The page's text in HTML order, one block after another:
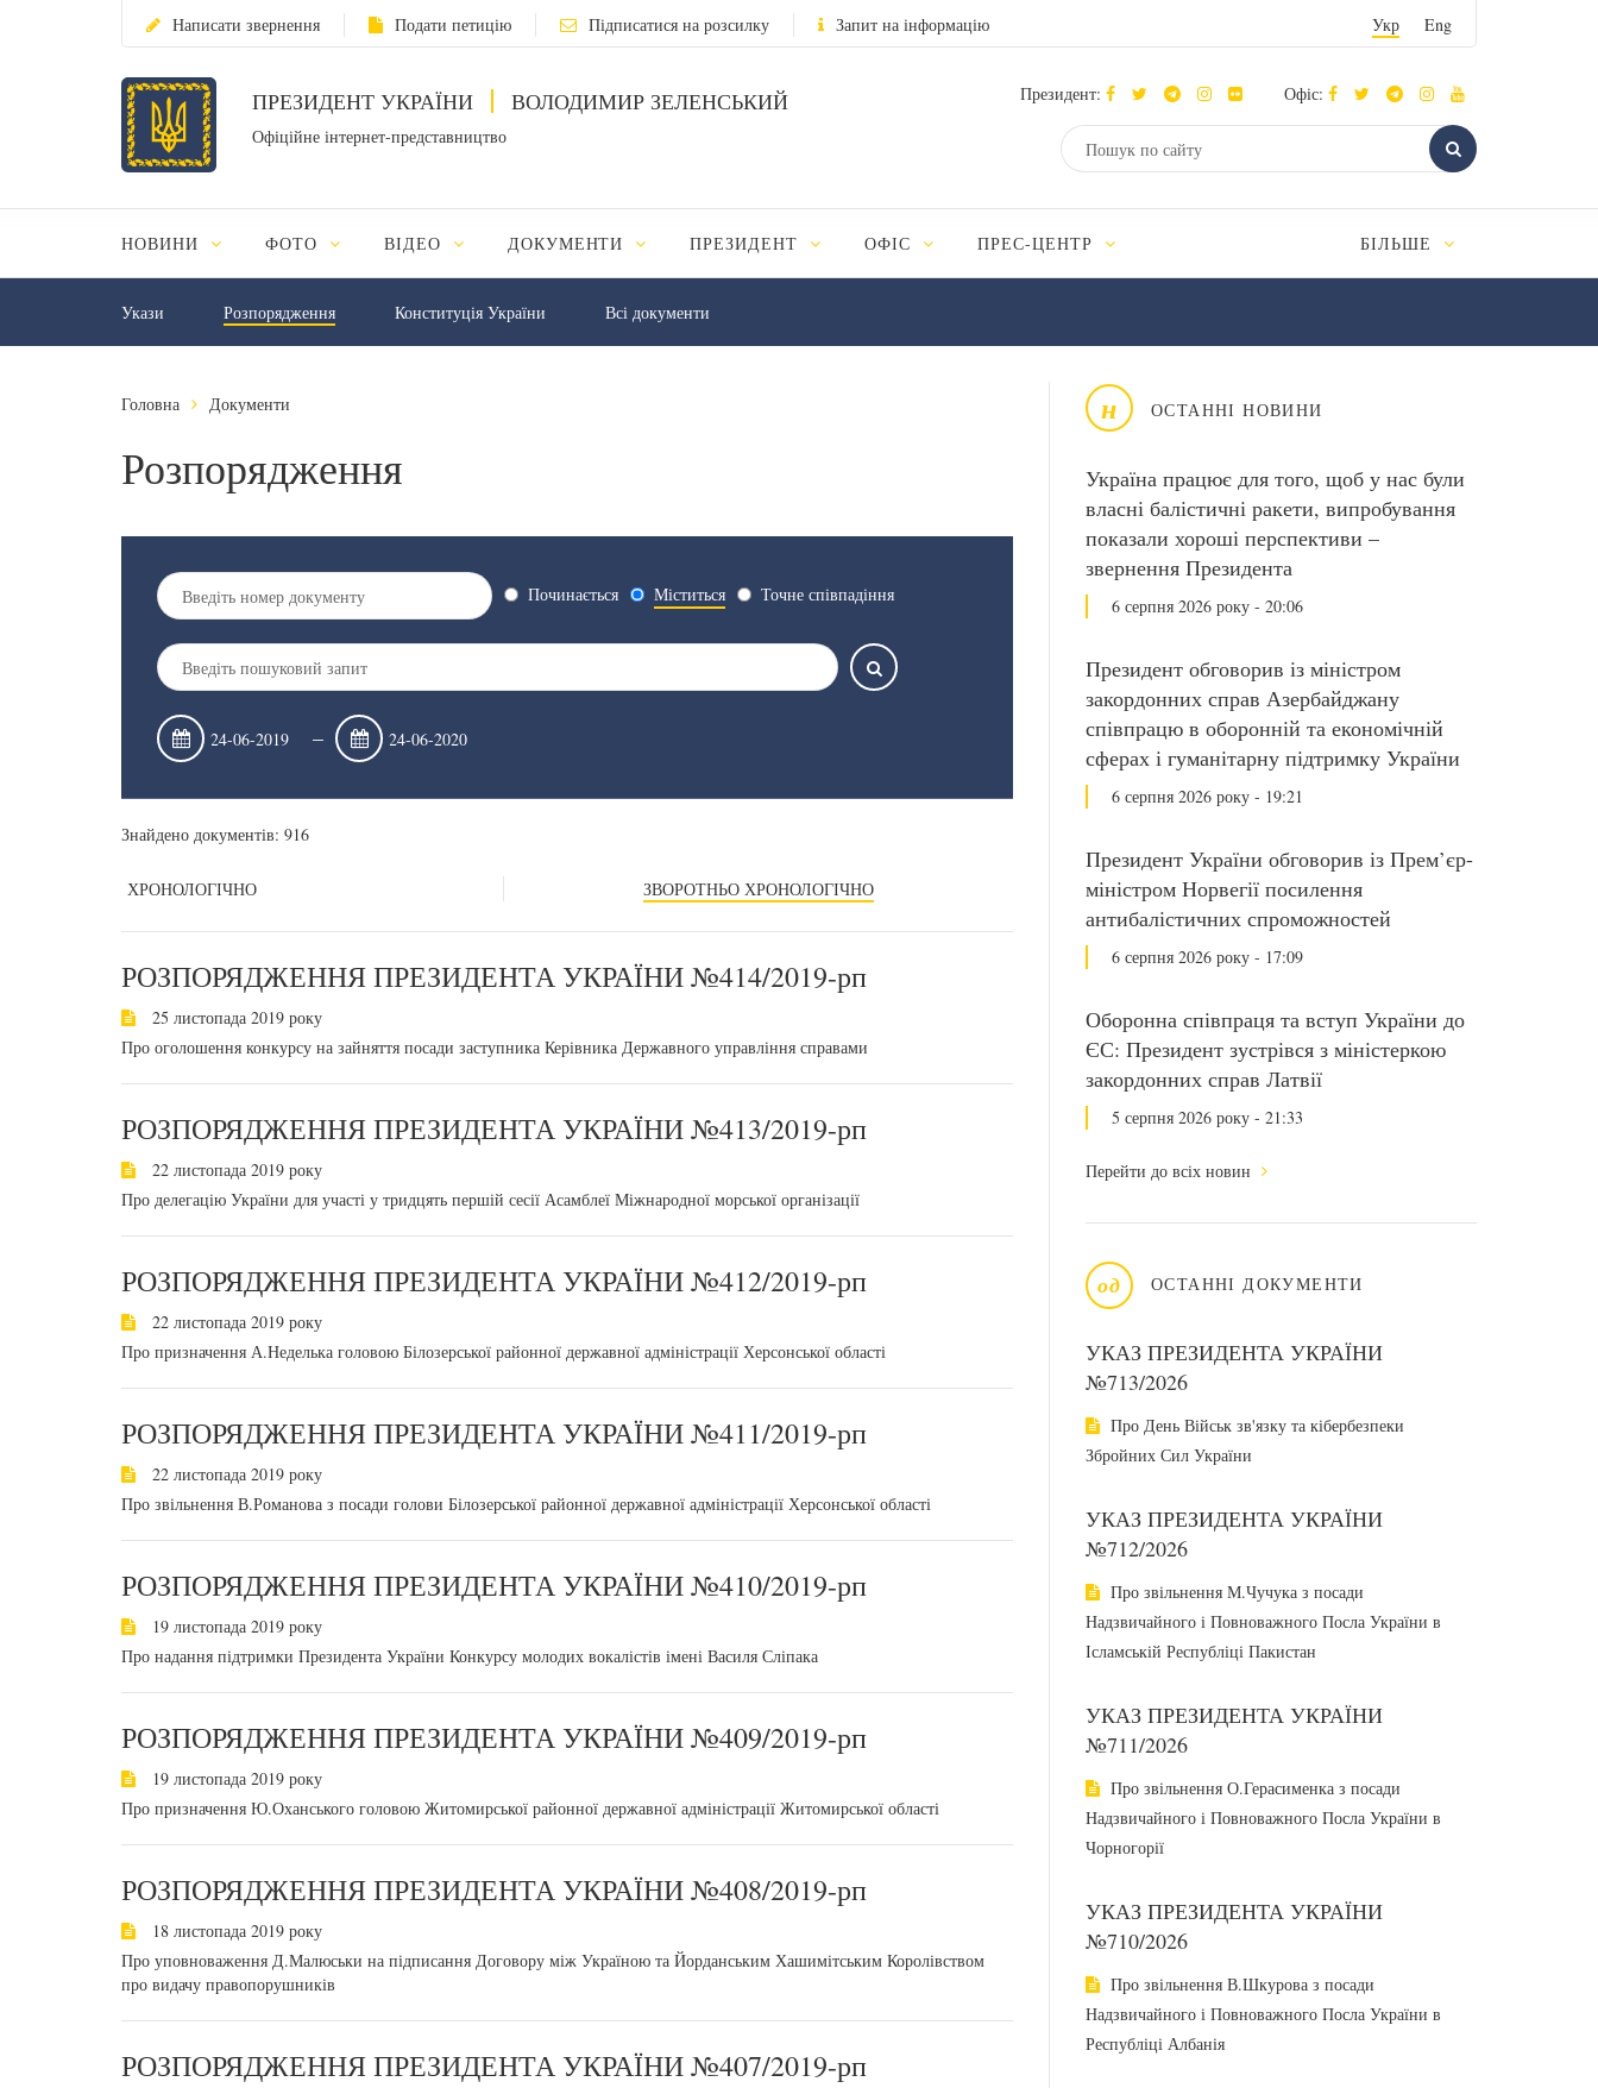
Написати звернення Подати петицію Підписатися на розсилку Запит на інформацію Укр Eng
ПРЕЗИДЕНТ УКРАЇНИ ВОЛОДИМИР ЗЕЛЕНСЬКИЙ
Офіційне інтернет-представництво
Президент: Офіс:
НОВИНИ ФОТО ВІДЕО ДОКУМЕНТИ ПРЕЗИДЕНТ ОФІС ПРЕС-ЦЕНТР БІЛЬШЕ
Укази Розпорядження Конституція України Всі документи
н ОСТАННІ НОВИНИ
Україна працює для того, щоб у нас були
власні балістичні ракети, випробування
показали хороші перспективи –
звернення Президента
6 серпня 2026 року - 20:06
Президент обговорив із міністром
закордонних справ Азербайджану
співпрацю в оборонній та економічній
сферах і гуманітарну підтримку України
6 серпня 2026 року - 19:21
Президент України обговорив із Прем’єр-
міністром Норвегії посилення
антибалістичних спроможностей
6 серпня 2026 року - 17:09
Оборонна співпраця та вступ України до
ЄС: Президент зустрівся з міністеркою
закордонних справ Латвії
5 серпня 2026 року - 21:33
Перейти до всіх новин
од ОСТАННІ ДОКУМЕНТИ
УКАЗ ПРЕЗИДЕНТА УКРАЇНИ
№713/2026
Про День Військ зв'язку та кібербезпеки
Збройних Сил України
УКАЗ ПРЕЗИДЕНТА УКРАЇНИ
№712/2026
Про звільнення М.Чучука з посади
Надзвичайного і Повноважного Посла України в
Ісламській Республіці Пакистан
УКАЗ ПРЕЗИДЕНТА УКРАЇНИ
№711/2026
Про звільнення О.Герасименка з посади
Надзвичайного і Повноважного Посла України в
Чорногорії
УКАЗ ПРЕЗИДЕНТА УКРАЇНИ
№710/2026
Про звільнення В.Шкурова з посади
Надзвичайного і Повноважного Посла України в
Республіці Албанія
Головна Документи
Розпорядження
Починається Міститься Точне співпадіння
–
Знайдено документів: 916
ХРОНОЛОГІЧНО ЗВОРОТНЬО ХРОНОЛОГІЧНО
РОЗПОРЯДЖЕННЯ ПРЕЗИДЕНТА УКРАЇНИ №414/2019-рп
25 листопада 2019 року
Про оголошення конкурсу на зайняття посади заступника Керівника Державного управління справами
РОЗПОРЯДЖЕННЯ ПРЕЗИДЕНТА УКРАЇНИ №413/2019-рп
22 листопада 2019 року
Про делегацію України для участі у тридцять першій сесії Асамблеї Міжнародної морської організації
РОЗПОРЯДЖЕННЯ ПРЕЗИДЕНТА УКРАЇНИ №412/2019-рп
22 листопада 2019 року
Про призначення А.Неделька головою Білозерської районної державної адміністрації Херсонської області
РОЗПОРЯДЖЕННЯ ПРЕЗИДЕНТА УКРАЇНИ №411/2019-рп
22 листопада 2019 року
Про звільнення В.Романова з посади голови Білозерської районної державної адміністрації Херсонської області
РОЗПОРЯДЖЕННЯ ПРЕЗИДЕНТА УКРАЇНИ №410/2019-рп
19 листопада 2019 року
Про надання підтримки Президента України Конкурсу молодих вокалістів імені Василя Сліпака
РОЗПОРЯДЖЕННЯ ПРЕЗИДЕНТА УКРАЇНИ №409/2019-рп
19 листопада 2019 року
Про призначення Ю.Оханського головою Житомирської районної державної адміністрації Житомирської області
РОЗПОРЯДЖЕННЯ ПРЕЗИДЕНТА УКРАЇНИ №408/2019-рп
18 листопада 2019 року
Про уповноваження Д.Малюськи на підписання Договору між Україною та Йорданським Хашимітським Королівством
про видачу правопорушників
РОЗПОРЯДЖЕННЯ ПРЕЗИДЕНТА УКРАЇНИ №407/2019-рп